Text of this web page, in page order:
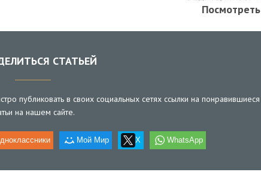
Посмотреть
СТАТЬЕЙ
публиковать в своих социальных сетях ссылки на понравившиеся
на нашем сайте.
Мой Мир X WhatsApp